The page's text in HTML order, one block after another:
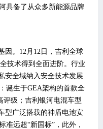
具备了从众多新能源品牌
因。12月12日，吉利全球
技术得到全面进阶。行业
安全域纳入安全技术发展
诞生于GEA架构的首款全
评级；吉利银河电混车型
型广泛搭载的神盾电池安
远超“新国标”，此外，